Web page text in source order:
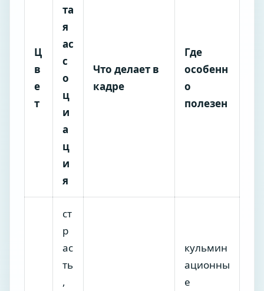
Ц
в
е
т
та
я
ас
с
о
ц
и
а
ц
и
я
Что делает в
кадре
Где
особенн
о
полезен
ст
р
ас
ть
,
кульмин
ационны
е